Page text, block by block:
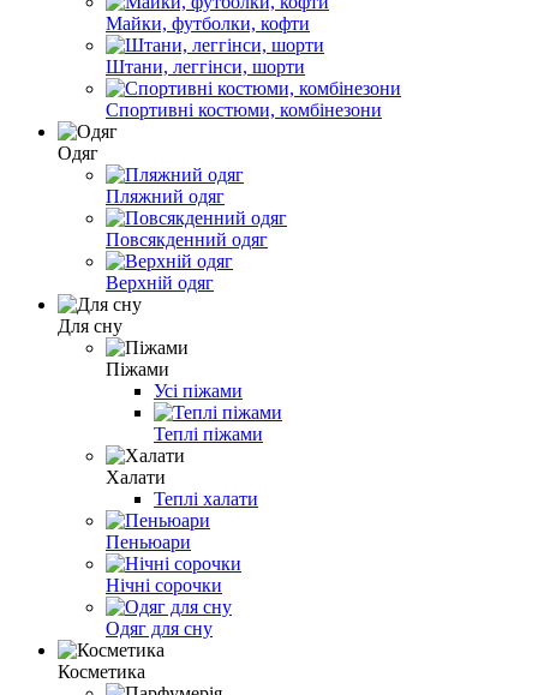
Майки, футболки, кофти
Штани, леггінси, шорти
Спортивні костюми, комбінезони
Одяг
Пляжний одяг
Повсякденний одяг
Верхній одяг
Для сну
Піжами
Усі піжами
Теплі піжами
Халати
Теплі халати
Пеньюари
Нічні сорочки
Одяг для сну
Косметика